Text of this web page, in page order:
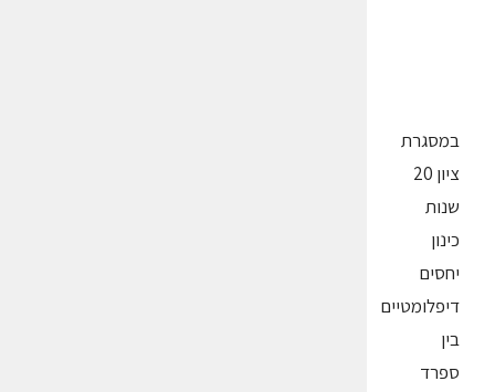
במסגרת
ציון 20
שנות
כינון
יחסים
דיפלומטיים
בין
ספרד